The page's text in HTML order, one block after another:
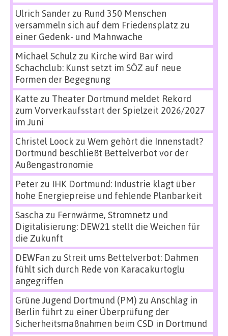
Ulrich Sanderzu Rund 350 Menschen
versammeln sich auf dem Friedensplatz zu
einer Gedenk- und Mahnwache
Michael Schulz zu Kirche wird Bar wird
Schachclub: Kunst setzt im SÖZ auf neue
Formen der Begegnung
Katte zu Theater Dortmund meldet Rekord
zum Vorverkaufsstart der Spielzeit 2026/2027
im Juni
Christel Loock zu Wem gehört die Innenstadt?
Dortmund beschließt Bettelverbot vor der
Außengastronomie
Peterzu IHK Dortmund: Industrie klagt über
hohe Energiepreise und fehlende Planbarkeit
Sascha zu Fernwärme, Stromnetz und
Digitalisierung: DEW21 stellt die Weichen für
die Zukunft
DEWFan zu Streit ums Bettelverbot: Dahmen
fühlt sich durch Rede von Karacakurtoglu
angegriffen
Grüne Jugend Dortmund (PM) zu Anschlag in
Berlin führt zu einer Überprüfung der
Sicherheitsmaßnahmen beim CSD in Dortmund